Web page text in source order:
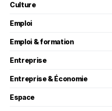
Culture
Emploi
Emploi & formation
Entreprise
Entreprise & Économie
Espace